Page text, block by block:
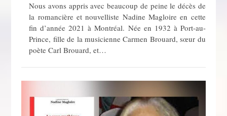
Nous avons appris avec beaucoup de peine le décès de
la romancière et nouvelliste Nadine Magloire en cette
fin d’année 2021 à Montréal. Née en 1932 à Port-au-
Prince, fille de la musicienne Carmen Brouard, sœur du
poète Carl Brouard, et…